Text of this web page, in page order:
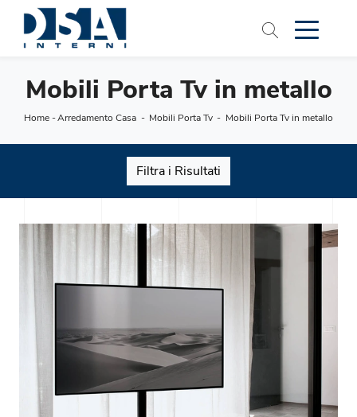
Mobili Porta Tv in metallo
Home-Arredamento Casa - Mobili Porta Tv - Mobili Porta Tv in metallo
Filtra i Risultati